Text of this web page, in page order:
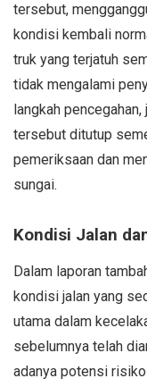
tersebut,
kondisi kembali
truk yang terjatuh
tidak mengalami
langkah
tersebut ditutup
pemeriksaan dan
sungai.
Kondisi Jalan
Dalam laporan
kondisi jalan yang
utama dalam
sebelumnya telah
adanya potensi